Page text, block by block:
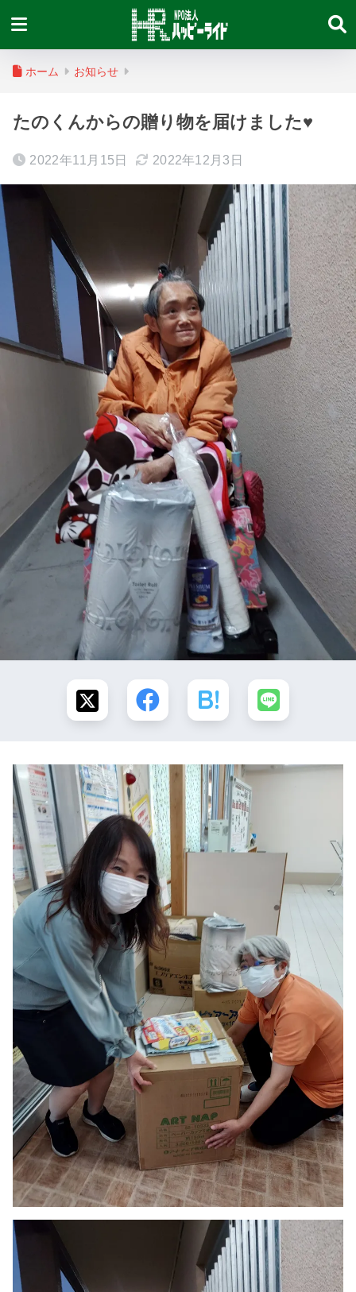
ホーム お知らせ
たのくんからの贈り物を届けました♥️
2022年11月15日 2022年12月3日